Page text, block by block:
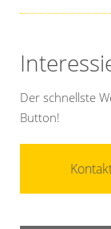
Der schnellste
Button!